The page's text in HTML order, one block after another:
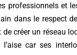
professionnels et
dans le respect
créer un réseau
car ses